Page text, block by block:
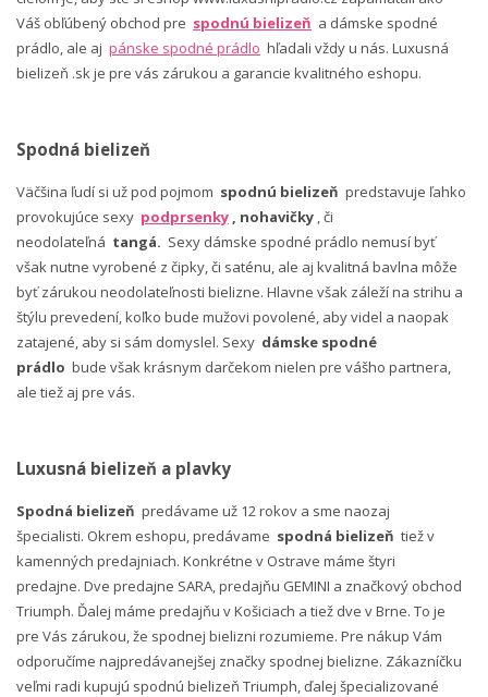
Váš obľúbený obchod pre spodnú bielizeň a dámske spodné
prádlo, ale aj pánske spodné prádlo hľadali vždy u nás. Luxusná
bielizeň .sk je pre vás zárukou a garancie kvalitného eshopu.
Spodná bielizeň
Väčšina ľudí si už pod pojmom spodnú bielizeň predstavuje ľahko
provokujúce sexy podprsenky , nohavičky , či
neodolateľná tangá. Sexy dámske spodné prádlo nemusí byť
však nutne vyrobené z čipky, či saténu, ale aj kvalitná bavlna môže
byť zárukou neodolateľnosti bielizne. Hlavne však záleží na strihu a
štýlu prevedení, koľko bude mužovi povolené, aby videl a naopak
zatajené, aby si sám domyslel. Sexy dámske spodné
prádlo bude však krásnym darčekom nielen pre vášho partnera,
ale tiež aj pre vás.
Luxusná bielizeň a plavky
Spodná bielizeň predávame už 12 rokov a sme naozaj
špecialisti. Okrem eshopu, predávame spodná bielizeň tiež v
kamenných predajniach. Konkrétne v Ostrave máme štyri
predajne. Dve predajne SARA, predajňu GEMINI a značkový obchod
Triumph. Ďalej máme predajňu v Košiciach a tiež dve v Brne. To je
pre Vás zárukou, že spodnej bielizni rozumieme. Pre nákup Vám
odporučíme najpredávanejšej značky spodnej bielizne. Zákazníčku
veľmi radi kupujú spodnú bielizeň Triumph, ďalej špecializované